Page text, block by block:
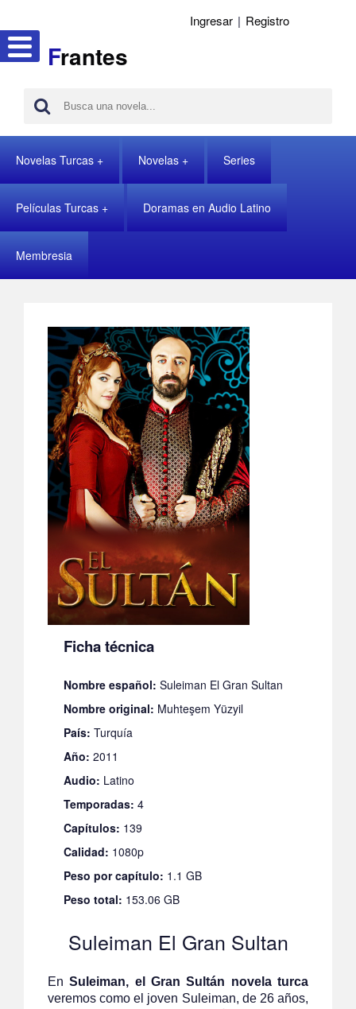
Frantes
Ingresar | Registro
Novelas Turcas Novelas Series
Películas Turcas Doramas en Audio Latino
Membresia
Ficha técnica
Nombre español: Suleiman El Gran Sultan
Nombre original: Muhteşem Yüzyil
País: Turquía
Año: 2011
Audio: Latino
Temporadas: 4
Capítulos: 139
Calidad: 1080p
Peso por capítulo: 1.1 GB
Peso total: 153.06 GB
Suleiman El Gran Sultan
EnSuleiman, el Gran Sultán novela turca
veremos como el joven Suleiman, de 26 años,